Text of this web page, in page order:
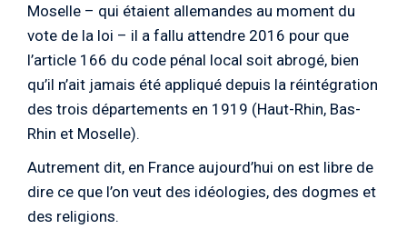
Moselle – qui étaient allemandes au moment du
vote de la loi – il a fallu attendre 2016 pour que
l’article 166 du code pénal local soit abrogé, bien
qu’il n’ait jamais été appliqué depuis la réintégration
des trois départements en 1919 (Haut-Rhin, Bas-
Rhin et Moselle).
Autrement dit, en France aujourd’hui on est libre de
dire ce que l’on veut des idéologies, des dogmes et
des religions.